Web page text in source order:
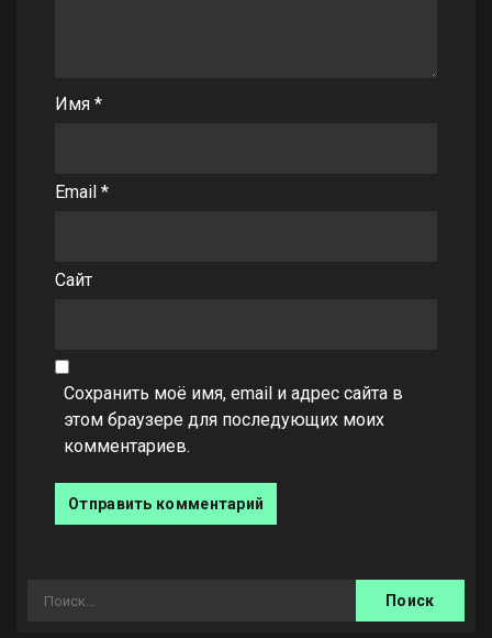
Имя *
Email *
Сайт
Сохранить моё имя, email и адрес сайта в
этом браузере для последующих моих
комментариев.
Найти: